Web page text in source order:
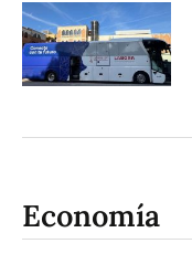
Economía